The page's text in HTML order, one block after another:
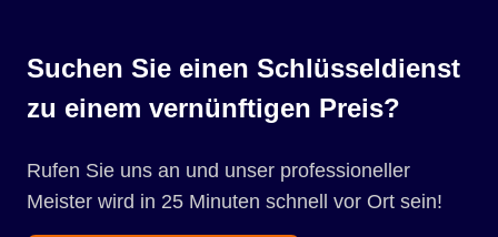
Suchen Sie einen Schlüsseldienst
zu einem vernünftigen Preis?
Rufen Sie uns an und unser professioneller
Meister wird in 25 Minuten schnell vor Ort sein!